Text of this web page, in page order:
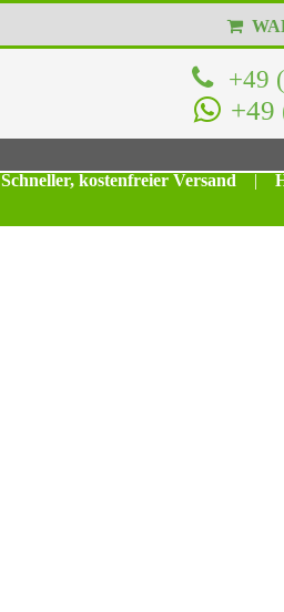
+49
+49
Schneller, kostenfreier Versand |